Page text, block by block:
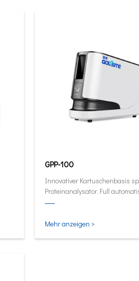
GPP-100
Innovativer Kartuschenbasis
Proteinanalysator. Full
quantitative Analysator in seiner
Mehr anzeigen >